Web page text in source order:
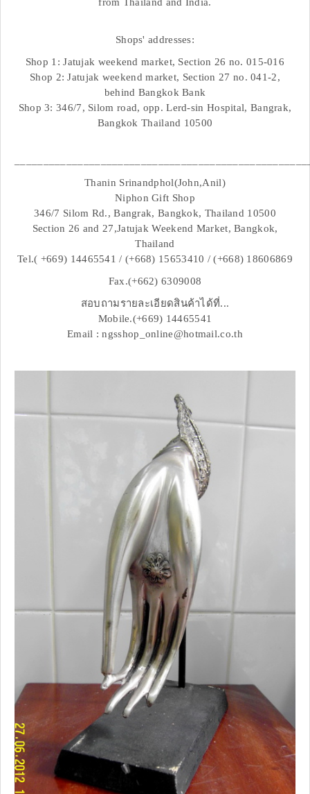
Shops' addresses:
Shop 1: Jatujak weekend market, Section 26 no. 015-016
Shop 2: Jatujak weekend market, Section 27 no. 041-2,
behind Bangkok Bank
Shop 3: 346/7, Silom road, opp. Lerd-sin Hospital, Bangrak,
Bangkok Thailand 10500
Thanin Srinandphol(John,Anil)
Niphon Gift Shop
346/7 Silom Rd., Bangrak, Bangkok, Thailand 10500
Section 26 and 27,Jatujak Weekend Market, Bangkok,
Thailand
Tel.( +669) 14465541 / (+668) 15653410 / (+668) 18606869
Fax.(+662) 6309008
สอบถามรายละเอียดสินค้าได้ที่...
Mobile.(+669) 14465541
Email : ngsshop_online@hotmail.co.th